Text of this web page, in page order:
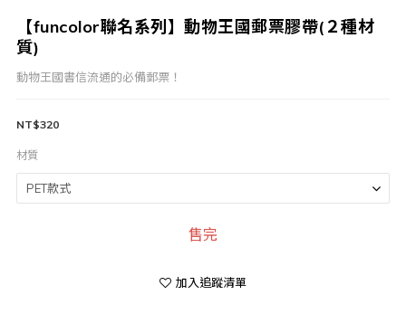
【funcolor聯名系列】動物王國郵票膠帶(２種材
質)
動物王國書信流通的必備郵票！
NT$320
材質
售完
加入追蹤清單